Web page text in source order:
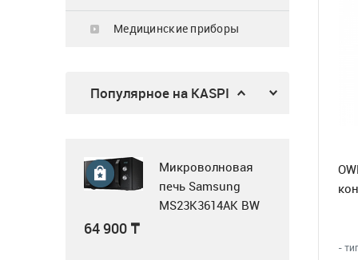
Медицинские приборы
Популярное на KASPI
Микроволновка
MWG20
Микроволновая
печь Samsung
MS23K3614AK BW
64 900 ₸
Tribilo 120960
276 950₸
-